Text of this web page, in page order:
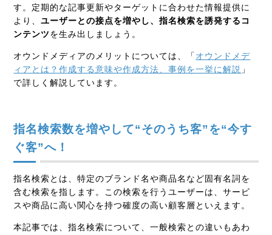
す。定期的な記事更新やターゲットに合わせた情報提供に
より、ユーザーとの接点を増やし、指名検索を誘発するコ
ンテンツを生み出しましょう。
オウンドメディアのメリットについては、「 オウンドメデ
ィアとは？作成する意味や作成方法、事例を一挙に解説 」
で詳しく解説しています。
指名検索数を増やして“そのうち客”を“今す
ぐ客”へ！
指名検索とは、特定のブランド名や商品名など固有名詞を
含む検索を指します。この検索を行うユーザーは、サービ
スや商品に高い関心を持つ確度の高い顧客層といえます。
本記事では、指名検索について、一般検索との違いもあわ